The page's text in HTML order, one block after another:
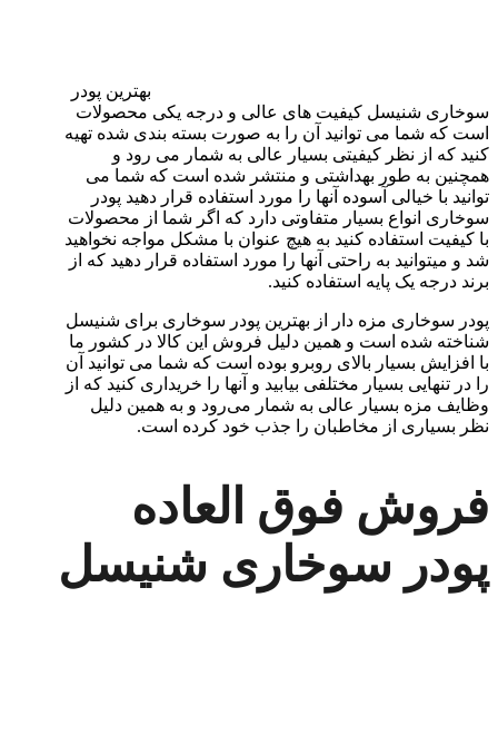
بهترین پودر
سوخاری شنیسل کیفیت های عالی و درجه یکی محصولات
است که شما می توانید آن را به صورت بسته بندی شده تهیه
کنید که از نظر کیفیتی بسیار عالی به شمار می رود و
همچنین به طور بهداشتی و منتشر شده است که شما می
توانید با خیالی آسوده آنها را مورد استفاده قرار دهید پودر
سوخاری انواع بسیار متفاوتی دارد که اگر شما از محصولات
با کیفیت استفاده کنید به هیچ عنوان با مشکل مواجه نخواهید
شد و میتوانید به راحتی آنها را مورد استفاده قرار دهید که از
برند درجه یک پایه استفاده کنید.
پودر سوخاری مزه دار از بهترین پودر سوخاری برای شنیسل
شناخته شده است و همین دلیل فروش این کالا در کشور ما
با افزایش بسیار بالای روبرو بوده است که شما می توانید آن
را در تنهایی بسیار مختلفی بیابید و آنها را خریداری کنید که از
وظایف مزه بسیار عالی به شمار می‌رود و به همین دلیل
نظر بسیاری از مخاطبان را جذب خود کرده است.
فروش فوق العاده
پودر سوخاری شنیسل